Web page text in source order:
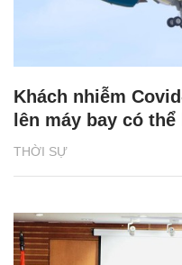
THỜI SỰ
Khách nhiễm
lên máy bay có